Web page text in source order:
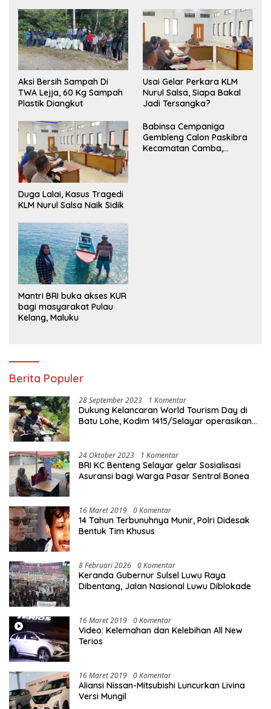
Aksi Bersih Sampah Di
TWA Lejja, 60 Kg Sampah
Plastik Diangkut
‎Usai Gelar Perkara KLM
Nurul Salsa, Siapa Bakal
Jadi Tersangka?
Duga Lalai, Kasus Tragedi
KLM Nurul Salsa Naik Sidik
Babinsa Cempaniga
Gembleng Calon Paskibra
Kecamatan Camba,
Mantri BRI buka akses KUR
bagi masyarakat Pulau
Kelang, Maluku
Berita Populer
28 September 2023 1 Komentar
Dukung Kelancaran World Tourism Day di
Batu Lohe, Kodim 1415/Selayar operasikan
24 Oktober 2023 1 Komentar
BRI KC Benteng Selayar gelar Sosialisasi
Asuransi bagi Warga Pasar Sentral Bonea
16 Maret 2019 0 Komentar
14 Tahun Terbunuhnya Munir, Polri Didesak
Bentuk Tim Khusus
8 Februari 2026 0 Komentar
Keranda Gubernur Sulsel Luwu Raya
Dibentang, Jalan Nasional Luwu Diblokade
16 Maret 2019 0 Komentar
Video: Kelemahan dan Kelebihan All New
Terios
16 Maret 2019 0 Komentar
Aliansi Nissan-Mitsubishi Luncurkan Livina
Versi Mungil